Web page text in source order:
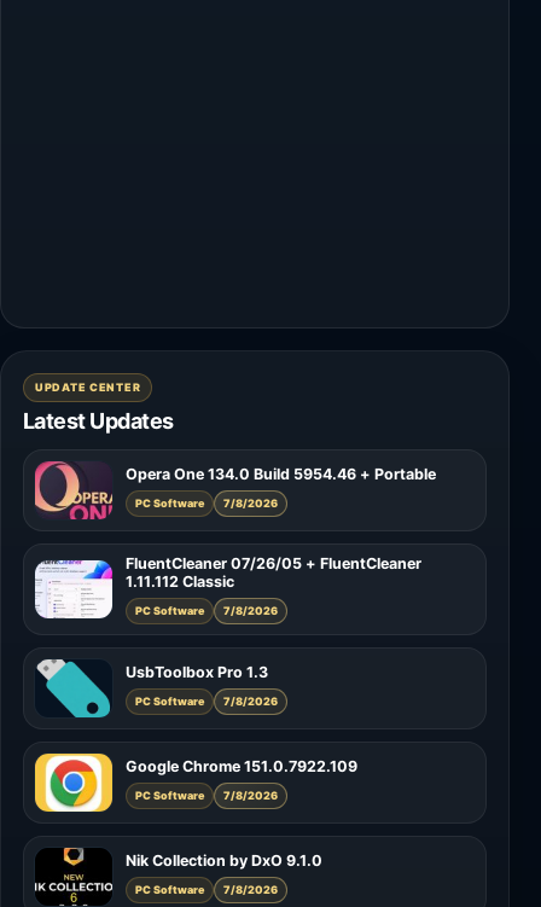
UPDATE CENTER
Latest Updates
Opera One 134.0 Build 5954.46 + Portable
PC Software 7/8/2026
FluentCleaner 07/26/05 + FluentCleaner
1.11.112 Classic
PC Software 7/8/2026
UsbToolbox Pro 1.3
PC Software 7/8/2026
Google Chrome 151.0.7922.109
PC Software 7/8/2026
Nik Collection by DxO 9.1.0
PC Software 7/8/2026